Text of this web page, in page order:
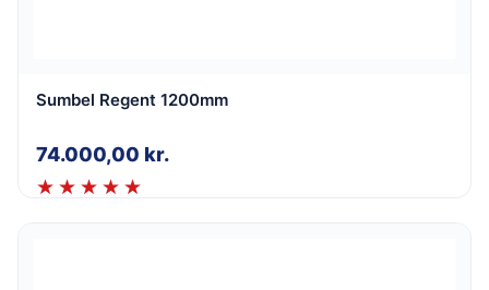
Sumbel Regent 1200mm
74.000,00 kr.